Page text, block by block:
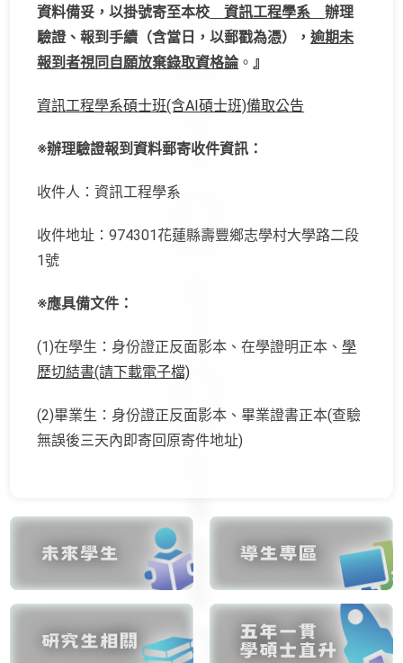
資料備妥，以掛號寄至本校 資訊工程學系辦理
驗證、報到手續（含當日，以郵戳為憑），逾期未
報到者視同自願放棄錄取資格論 。』
資訊工程學系碩士班(含AI碩士班)備取公告
※辦理驗證報到資料郵寄收件資訊：
收件人：資訊工程學系
收件地址：974301花蓮縣壽豐鄉志學村大學路二段
1號
※應具備文件：
(1)在學生：身份證正反面影本、在學證明正本、學
歷切結書(請下載電子檔)
(2)畢業生：身份證正反面影本、畢業證書正本(查驗
無誤後三天內即寄回原寄件地址)